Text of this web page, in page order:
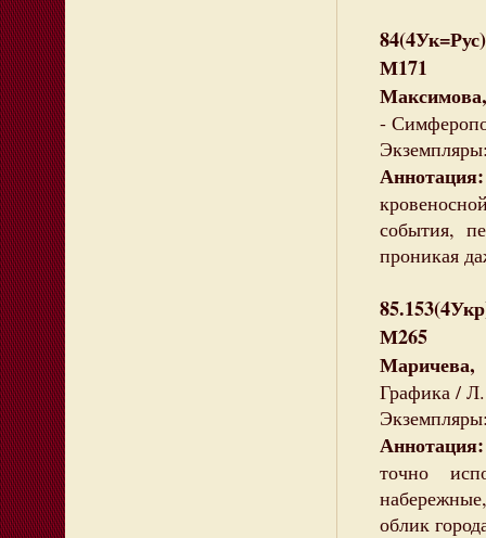
М171
-
Аннотация:
события,
проникая
М265
Графика /
точно
облик